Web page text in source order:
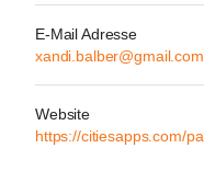
E-Mail Adresse
xandi.balber@gmail.com
Website